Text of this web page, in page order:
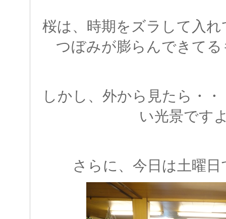
桜は、時期をズラして入
つぼみが膨らんできて
しかし、外から見たら・
い光景です
さらに、今日は土曜